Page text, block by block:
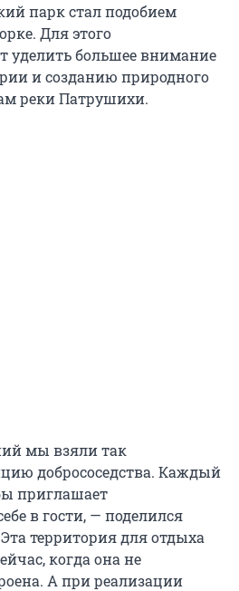
парк стал подобием
Для этого
уделить большее внимание
и созданию природного
реки Патрушихи.
мы взяли так
добрососедства. Каждый
приглашает
в гости, — поделился
территория для отдыха
когда она не
А при реализации